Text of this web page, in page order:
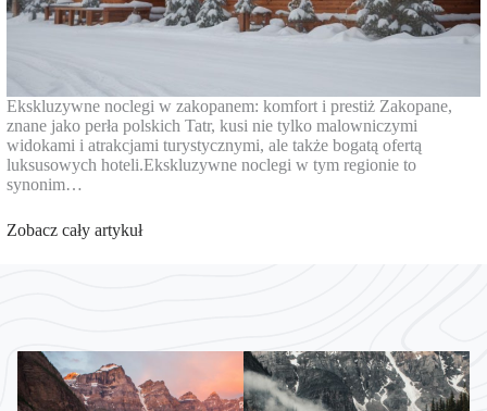
Ekskluzywne noclegi w zakopanem: komfort i prestiż Zakopane,
znane jako perła polskich Tatr, kusi nie tylko malowniczymi
widokami i atrakcjami turystycznymi, ale także bogatą ofertą
luksusowych hoteli.Ekskluzywne noclegi w tym regionie to
synonim…
Zobacz cały artykuł